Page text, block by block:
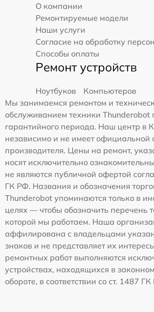
О компании
Ремонтируемые модели
Наши услуги
Согласие на обработку
Способы оплаты
Ремонт устройств
Ноутбуков
Компьютеров
Мы занимаемся ремонтом и
обслуживанием техники Thunderobot
гарантийного периода. Наш центр в
независимо и не имеет официальной
производителя. Цены на ремонт,
носят исключительно
не являются публичной офертой
ГК РФ. Названия и обозначения
Thunderobot упоминаются только в
целях — чтобы обозначить перечень
которой мы работаем. Наша
аффилирована с владельцами
знаков и не представляет их
ремонтных работ выполняются
устройствах, находящихся в
обороте, в соответствии со ст. 1487